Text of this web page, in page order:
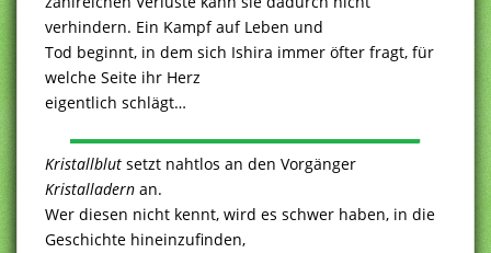
verhindern. Ein Kampf auf Leben und
Tod beginnt, in dem sich Ishira immer öfter fragt, für
welche Seite ihr Herz
eigentlich schlägt…
Kristallblut setzt nahtlos an den Vorgänger
Kristalladern an.
Wer diesen nicht kennt, wird es schwer haben, in die
Geschichte hineinzufinden,